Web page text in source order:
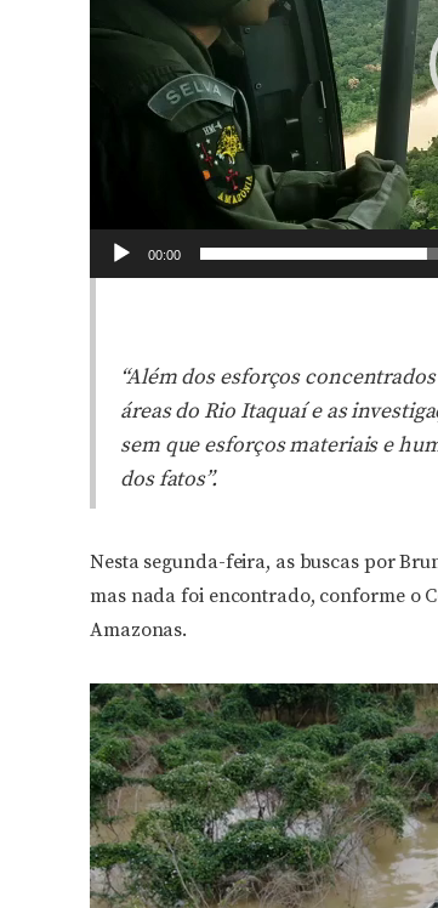
00:00
“Além dos esforços
áreas do Rio Itaquaí e as
sem que esforços materiais e
dos fatos”.
Nesta segunda-feira, as buscas por
mas nada foi encontrado, conforme o
Amazonas.
Tocador
de
vídeo